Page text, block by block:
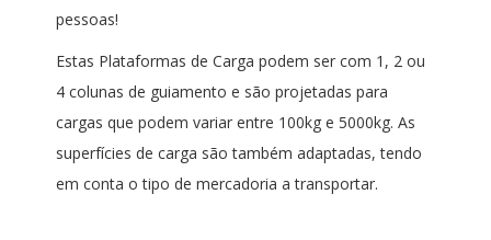
pessoas!
Estas Plataformas de Carga podem ser com 1, 2 ou
4 colunas de guiamento e são projetadas para
cargas que podem variar entre 100kg e 5000kg. As
superfícies de carga são também adaptadas, tendo
em conta o tipo de mercadoria a transportar.